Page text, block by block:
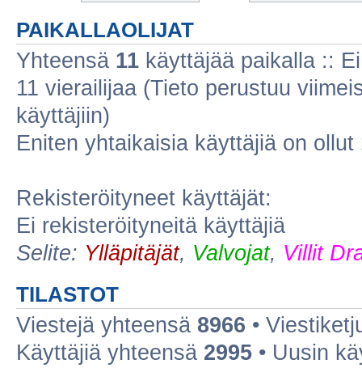
PAIKALLAOLIJAT
Yhteensä 11 käyttäjää paikalla ::
11 vierailijaa (Tieto perustuu
käyttäjiin)
Eniten yhtaikaisia käyttäjiä on ollut
Rekisteröityneet käyttäjät:
Ei rekisteröityneitä käyttäjiä
Selite: Ylläpitäjät, Valvojat, Villit
TILASTOT
Viestejä yhteensä 8966 •
Käyttäjiä yhteensä 2995 • Uusin